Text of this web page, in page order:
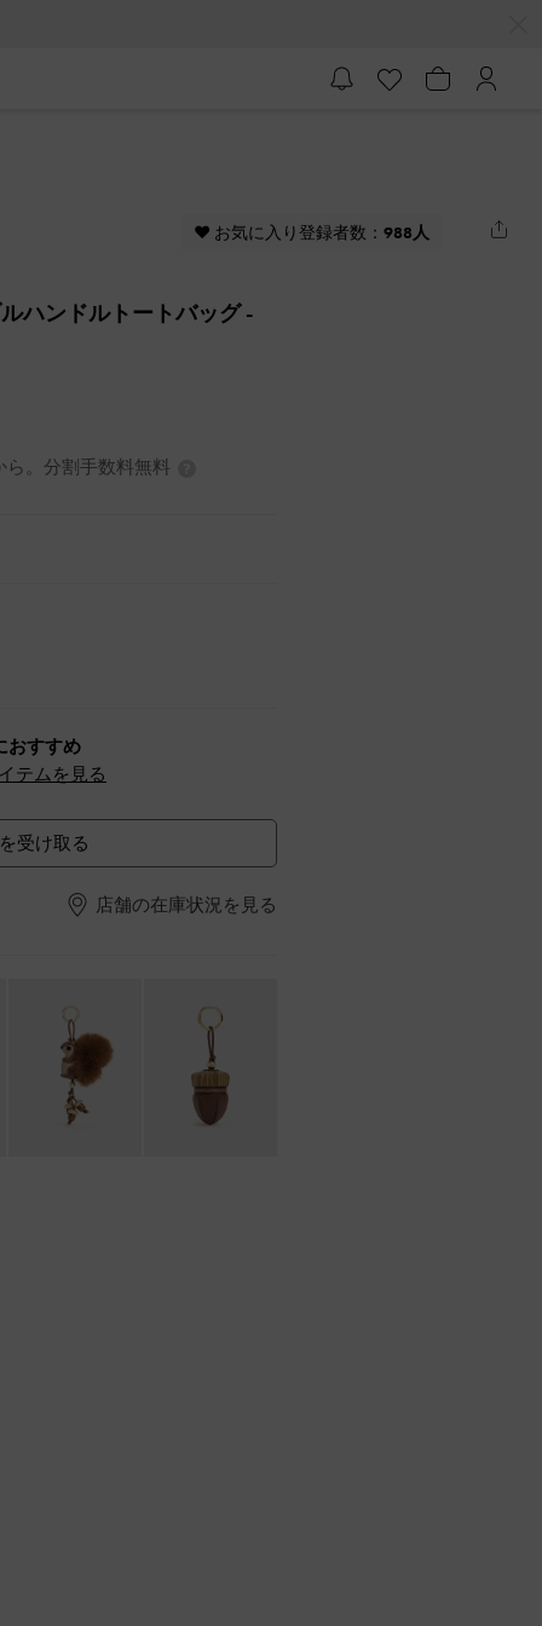
♥ お気に入り登録者数： 988人
ハンドルトートバッグ-
。分割手数料無料
おすすめ
テムを見る
受け取る
店舗の在庫状況を見る